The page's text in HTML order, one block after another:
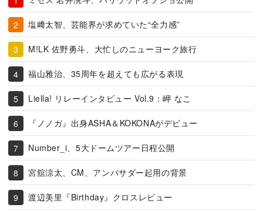
塩﨑太智、芸能界が求めていた“全力感”
M!LK 佐野勇斗、大忙しのニューヨーク旅行
福山雅治、35周年を超えても広がる表現
Liella! リレーインタビュー Vol.9：岬 なこ
『ノノガ』出身ASHA＆KOKONAがデビュー
Number_i、5大ドームツアー日程公開
宮舘涼太、CM、アンバサダー起用の背景
渡辺美里『Birthday』クロスレビュー